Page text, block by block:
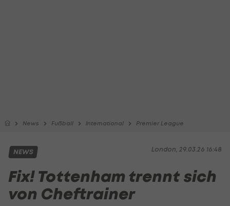
News Fußball International Premier League
London, 29.03.26 16:48
NEWS
Fix! Tottenham trennt sich
von Cheftrainer